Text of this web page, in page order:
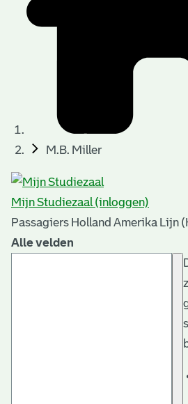
M.B. Miller
Mijn Studiezaal (inloggen)
Passagiers Holland Amerika Lijn
Alle velden